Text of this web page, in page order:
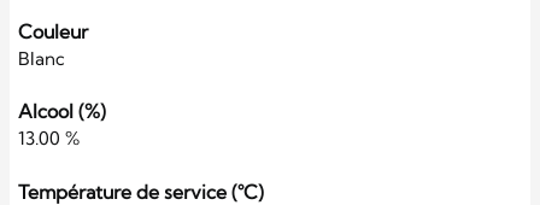
Couleur
Blanc
Alcool (%)
13.00 %
Température de service (°C)